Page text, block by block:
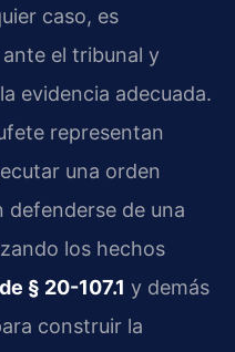
caso, es
el tribunal y
evidencia adecuada.
representan
una orden
defenderse de una
los hechos
§ 20-107.1 y demás
construir la